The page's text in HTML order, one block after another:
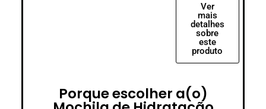
Ver
mais
detalhes
sobre
este
produto
Porque escolher a(o)